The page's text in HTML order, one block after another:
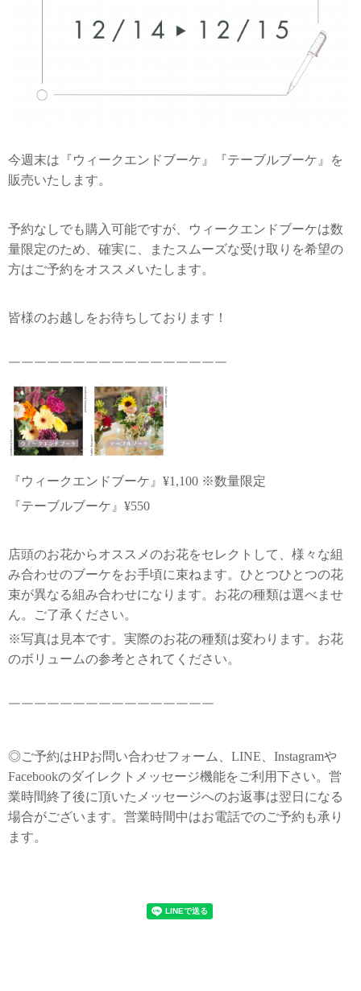
今週末は『ウィークエンドブーケ』『テーブルブーケ』を
販売いたします。
予約なしでも購入可能ですが、ウィークエンドブーケは数
量限定のため、確実に、またスムーズな受け取りを希望の
方はご予約をオススメいたします。
皆様のお越しをお待ちしております！
￣￣￣￣￣￣￣￣￣￣￣￣￣￣￣￣￣
『ウィークエンドブーケ』¥1,100 ※数量限定
『テーブルブーケ』¥550
店頭のお花からオススメのお花をセレクトして、様々な組
み合わせのブーケをお手頃に束ねます。ひとつひとつの花
束が異なる組み合わせになります。お花の種類は選べませ
ん。ご了承ください。
※写真は見本です。実際のお花の種類は変わります。お花
のボリュームの参考とされてください。
￣￣￣￣￣￣￣￣￣￣￣￣￣￣￣￣
◎ご予約はHPお問い合わせフォーム、LINE、Instagramや
Facebookのダイレクトメッセージ機能をご利用下さい。営
業時間終了後に頂いたメッセージへのお返事は翌日になる
場合がございます。営業時間中はお電話でのご予約も承り
ます。